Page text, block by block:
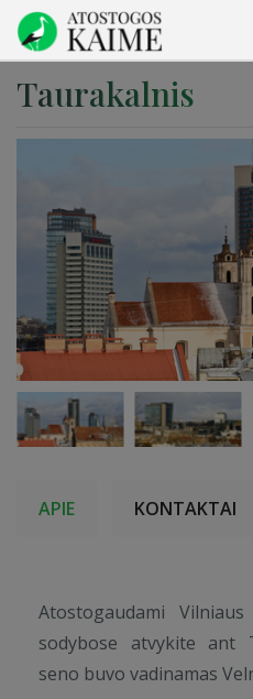
Taurakalnis
APIE KONTAKTAI
Atostogaudami
sodybose atvykite ant
seno buvo vadinamas